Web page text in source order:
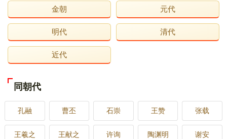
金朝 元代
明代 清代
近代
同朝代
孔融 曹丕 石崇 王赞 张载
王羲之 王献之 许询 陶渊明 谢安